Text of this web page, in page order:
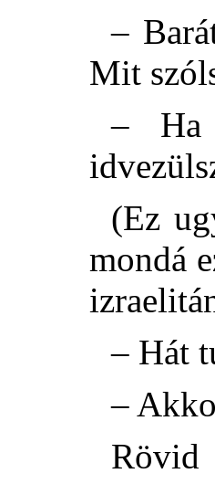
–
Mit
– Ha
(Ez
mondá
– Hát
–